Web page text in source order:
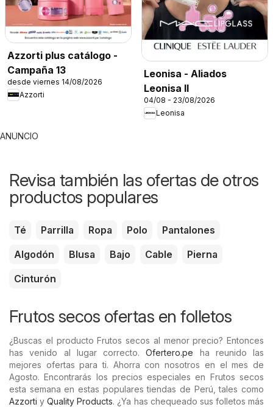
Azzorti plus catálogo -
Campaña 13
desde viernes 14/08/2026
Azzorti
Leonisa - Aliados
Leonisa II
04/08 - 23/08/2026
Leonisa
ANUNCIO
Revisa también las ofertas de otros
productos populares
Té Parrilla Ropa Polo
Pantalones
Algodón
Blusa Bajo Cable
Pierna
Cinturón
Frutos secos ofertas en folletos
¿Buscas el producto Frutos secos al menor precio? Entonces
has venido al lugar correcto.Ofertero.pe ha reunido las
mejores ofertas para ti. Ahorra con nosotros en el mes de
Agosto. Encontrarás los precios especiales en Frutos secos
esta semana en estas populares tiendas de Perú, tales como
Azzorti yQuality Products. ¿Ya has chequeado sus folletos más